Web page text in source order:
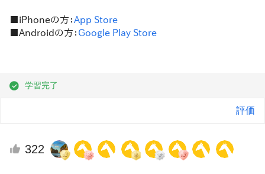
■iPhoneの方： App Store
■Androidの方： Google Play Store
学習完了
評価
322